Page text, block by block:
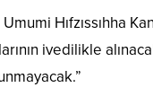
Hıfzıssıhha
ivedilikle